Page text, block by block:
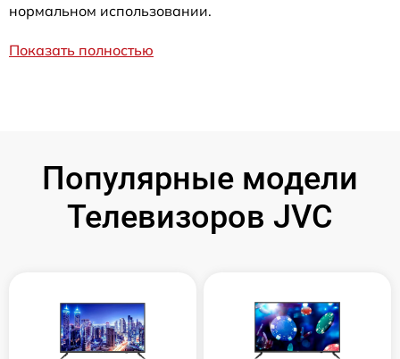
нормальном использовании.
Показать полностью
Популярные модели
Телевизоров JVC